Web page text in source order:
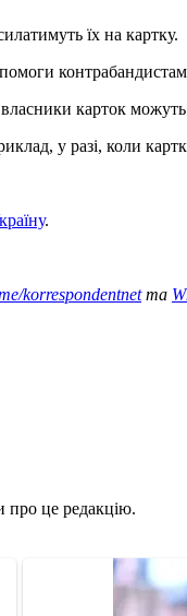
їх на картку.
карток
у разі, коли
.
korrespondentnetта
про це редакцію.